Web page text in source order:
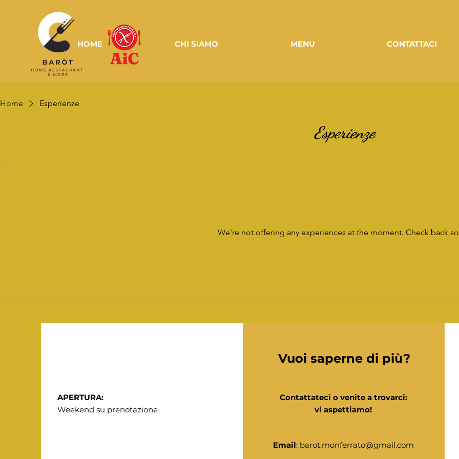
HOME CHI SIAMO MENU CONTATTACI
Home Esperienze
Esperienze
We're not offering any experiences at the moment. Check back
APERTURA:
Weekend su prenotazione
Vuoi saperne di più?
Contattateci o venite a trovarci:
vi aspettiamo!
Email: barot.monferrato@gmail.com